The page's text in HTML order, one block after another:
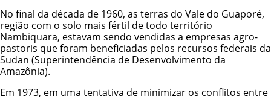
No final da década de 1960, as terras do Vale do Guaporé,
região com o solo mais fértil de todo território
Nambiquara, estavam sendo vendidas a empresas agro-
pastoris que foram beneficiadas pelos recursos federais da
Sudan (Superintendência de Desenvolvimento da
Amazônia).
Em 1973, em uma tentativa de minimizar os conflitos entre